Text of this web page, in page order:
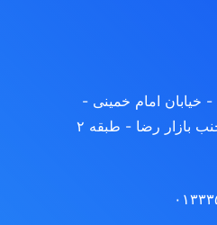
- خیابان امام خمینی -
خیابان بحرالعلوم - جنب بازار رضا - طبقه ۲